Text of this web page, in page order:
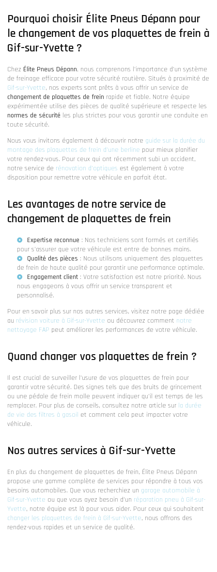
Pourquoi choisir Élite Pneus Dépann pour
le changement de vos plaquettes de frein à
Gif-sur-Yvette ?
Chez Élite Pneus Dépann, nous comprenons l'importance d'un système
de freinage efficace pour votre sécurité routière. Situés à proximité de
Gif-sur-Yvette, nos experts sont prêts à vous offrir un service de
changement de plaquettes de frein rapide et fiable. Notre équipe
expérimentée utilise des pièces de qualité supérieure et respecte les
normes de sécurité les plus strictes pour vous garantir une conduite en
toute sécurité.
Nous vous invitons également à découvrir notre guide sur la durée du
montage des plaquettes de frein d'une berline pour mieux planifier
votre rendez-vous. Pour ceux qui ont récemment subi un accident,
notre service de rénovation d'optiques est également à votre
disposition pour remettre votre véhicule en parfait état.
Les avantages de notre service de
changement de plaquettes de frein
Expertise reconnue : Nos techniciens sont formés et certifiés
pour s'assurer que votre véhicule est entre de bonnes mains.
Qualité des pièces : Nous utilisons uniquement des plaquettes
de frein de haute qualité pour garantir une performance optimale.
Engagement client : Votre satisfaction est notre priorité. Nous
nous engageons à vous offrir un service transparent et
personnalisé.
Pour en savoir plus sur nos autres services, visitez notre page dédiée
au révision voiture à Gif-sur-Yvette ou découvrez comment notre
nettoyage FAP peut améliorer les performances de votre véhicule.
Quand changer vos plaquettes de frein ?
Il est crucial de surveiller l'usure de vos plaquettes de frein pour
garantir votre sécurité. Des signes tels que des bruits de grincement
ou une pédale de frein molle peuvent indiquer qu'il est temps de les
remplacer. Pour plus de conseils, consultez notre article sur la durée
de vie des filtres à gasoil et comment cela peut impacter votre
véhicule.
Nos autres services à Gif-sur-Yvette
En plus du changement de plaquettes de frein, Élite Pneus Dépann
propose une gamme complète de services pour répondre à tous vos
besoins automobiles. Que vous recherchiez un garage automobile à
Gif-sur-Yvette ou que vous ayez besoin d'un réparation pneu à Gif-sur-
Yvette, notre équipe est là pour vous aider. Pour ceux qui souhaitent
changer les plaquettes de frein à Gif-sur-Yvette, nous offrons des
rendez-vous rapides et un service de qualité.